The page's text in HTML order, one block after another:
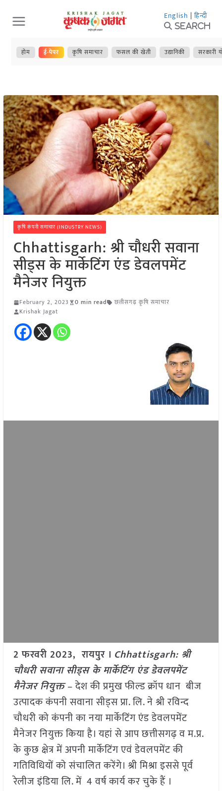
Skip
to
content
English | हिन्दी
Search
होम ई-पेपर कृषि समाचार फसल की खेती उद्यानिकी सरकारी
कृषि कंपनी समाचार (INDUSTRY NEWS)
Chhattisgarh: श्री चौधरी सवाना
सीड्स के मार्केटिंग एंड डेवलपमेंट
मैनेजर नियुक्त
February 2, 2023 0 min read
छत्तीसगढ़ कृषि समाचार
Krishak Jagat
2 फरवरी 2023, रायपुर । Chhattisgarh: श्री
चौधरी सवाना सीड्स के मार्केटिंग एंड डेवलपमेंट
मैनेजर नियुक्त – देश की प्रमुख फील्ड क्रॉप धान बीज
उत्पादक कंपनी सवाना सीड्स प्रा. लि. ने श्री रविन्द
चौधरी को कंपनी का नया मार्केटिंग एंड डेवलपमेंट
मैनेजर नियुक्त किया है। यहां से आप छत्तीसगढ़ व म.प्र.
के कुछ क्षेत्र में अपनी मार्केटिंग एवं डेवलपमेंट की
गतिविधियों को संचालित करेंगे। श्री मिश्रा इससे पूर्व
रेलीज इंडिया लि. में 4 वर्ष कार्य कर चुके हैं ।